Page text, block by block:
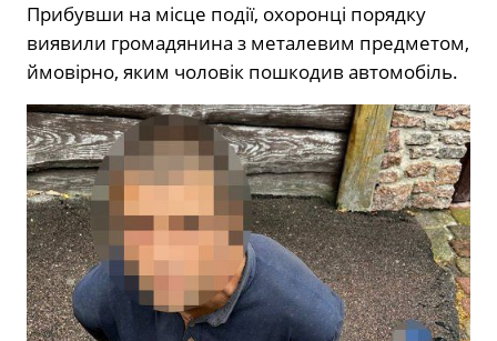
Прибувши на місце події, охоронці порядку
виявили громадянина з металевим предметом,
ймовірно, яким чоловік пошкодив автомобіль.